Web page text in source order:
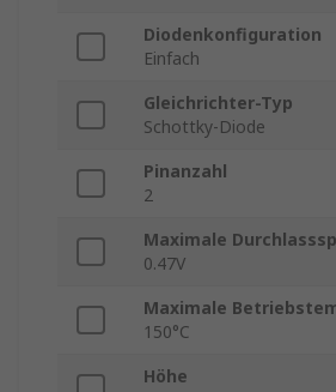
Diodenkonfiguration
Einfach
Gleichrichter-Typ
Schottky-Diode
Pinanzahl
2
Maximale
0.47V
Maximale
150°C
Höhe